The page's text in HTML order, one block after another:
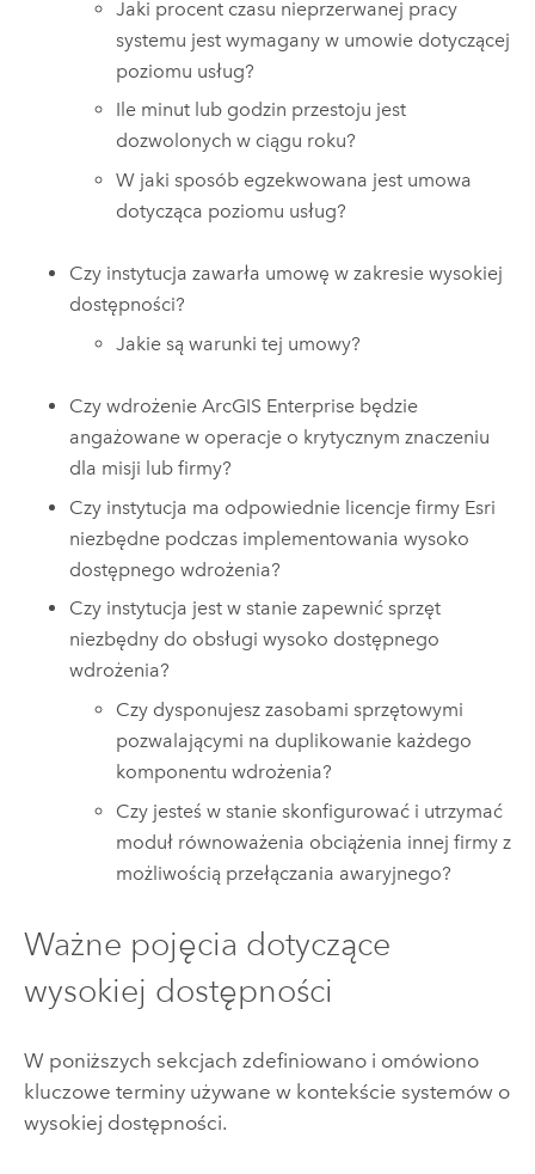
Jaki procent czasu nieprzerwanej pracy
systemu jest wymagany w umowie dotyczącej
poziomu usług?
Ile minut lub godzin przestoju jest
dozwolonych w ciągu roku?
W jaki sposób egzekwowana jest umowa
dotycząca poziomu usług?
Czy instytucja zawarła umowę w zakresie wysokiej
dostępności?
Jakie są warunki tej umowy?
Czy wdrożenieArcGIS Enterprise będzie
angażowane w operacje o krytycznym znaczeniu
dla misji lub firmy?
Czy instytucja ma odpowiednie licencje firmy Esri
niezbędne podczas implementowania wysoko
dostępnego wdrożenia?
Czy instytucja jest w stanie zapewnić sprzęt
niezbędny do obsługi wysoko dostępnego
wdrożenia?
Czy dysponujesz zasobami sprzętowymi
pozwalającymi na duplikowanie każdego
komponentu wdrożenia?
Czy jesteś w stanie skonfigurować i utrzymać
moduł równoważenia obciążenia innej firmy z
możliwością przełączania awaryjnego?
Ważne pojęcia dotyczące
wysokiej dostępności
W poniższych sekcjach zdefiniowano i omówiono
kluczowe terminy używane w kontekście systemów o
wysokiej dostępności.